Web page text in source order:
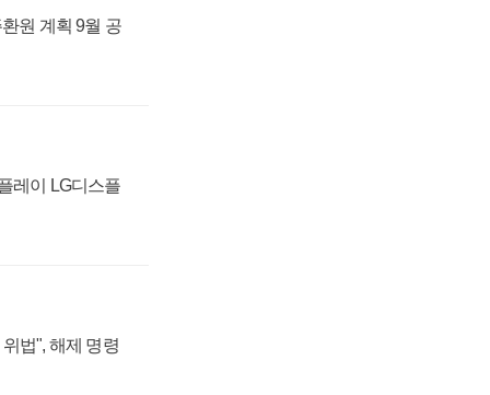
원 계획 9월 공
레이 LG디스플
법", 해제 명령